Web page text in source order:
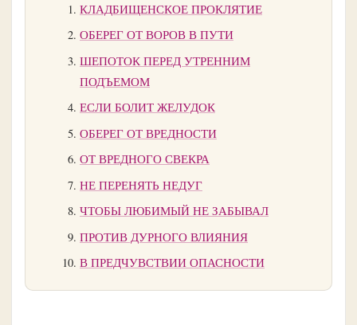
КЛАДБИЩЕНСКОЕ ПРОКЛЯТИЕ
ОБЕРЕГ ОТ ВОРОВ В ПУТИ
ШЕПОТОК ПЕРЕД УТРЕННИМ
ПОДЪЕМОМ
ЕСЛИ БОЛИТ ЖЕЛУДОК
ОБЕРЕГ ОТ ВРЕДНОСТИ
ОТ ВРЕДНОГО СВЕКРА
НЕ ПЕРЕНЯТЬ НЕДУГ
ЧТОБЫ ЛЮБИМЫЙ НЕ ЗАБЫВАЛ
ПРОТИВ ДУРНОГО ВЛИЯНИЯ
В ПРЕДЧУВСТВИИ ОПАСНОСТИ